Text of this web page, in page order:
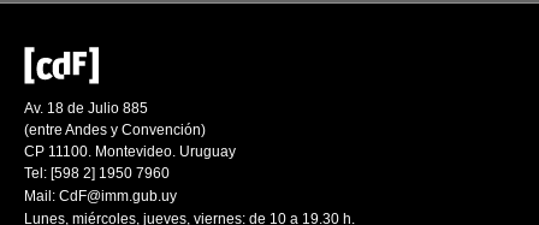
Av. 18 de Julio 885
(entre Andes y Convención)
CP 11100. Montevideo. Uruguay
Tel: [598 2] 1950 7960
Mail: CdF@imm.gub.uy
Lunes, miércoles, jueves, viernes: de 10 a 19.30 h.